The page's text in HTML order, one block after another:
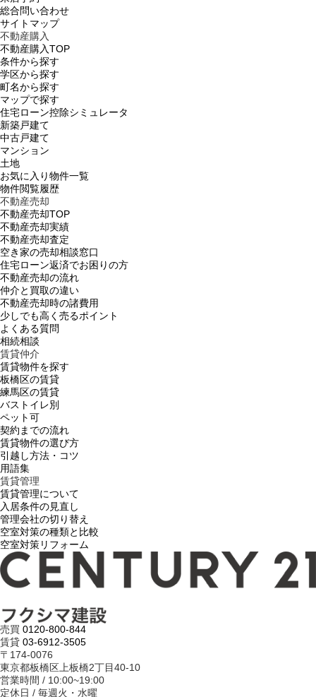
総合問い合わせ
サイトマップ
不動産購入
不動産購入TOP
条件から探す
学区から探す
町名から探す
マップで探す
住宅ローン控除シミュレータ
新築戸建て
中古戸建て
マンション
土地
お気に入り物件一覧
物件閲覧履歴
不動産売却
不動産売却TOP
不動産売却実績
不動産売却査定
空き家の売却相談窓口
住宅ローン返済でお困りの方
不動産売却の流れ
仲介と買取の違い
不動産売却時の諸費用
少しでも高く売るポイント
よくある質問
相続相談
賃貸仲介
賃貸物件を探す
板橋区の賃貸
練馬区の賃貸
バストイレ別
ペット可
契約までの流れ
賃貸物件の選び方
引越し方法・コツ
用語集
賃貸管理
賃貸管理について
入居条件の見直し
管理会社の切り替え
空室対策の種類と比較
空室対策リフォーム
売買 0120-800-844
賃貸 03-6912-3505
〒174-0076
東京都板橋区上板橋2丁目40-10
営業時間 / 10:00~19:00
定休日 / 毎週火・水曜